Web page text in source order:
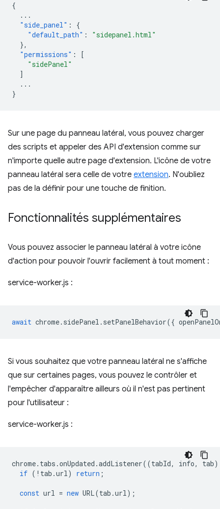
{
...
"side_panel" :
{
"default_path" :
"sidepanel.html"
},
"permissions" :
[
"sidePanel"
]
...
}
Sur une page du panneau latéral, vous pouvez charger
des scripts et appeler des API d'extension comme sur
n'importe quelle autre page d'extension. L'icône de votre
panneau latéral sera celle de votre extension. N'oubliez
pas de la définir pour une touche de finition.
Fonctionnalités supplémentaires
Vous pouvez associer le panneau latéral à votre icône
d'action pour pouvoir l'ouvrir facilement à tout moment :
service-worker.js :
await chrome. sidePanel . setPanelBehavior({
Si vous souhaitez que votre panneau latéral ne s'affiche
que sur certaines pages, vous pouvez le contrôler et
l'empêcher d'apparaître ailleurs où il n'est pas pertinent
pour l'utilisateur :
service-worker.js :
chrome. tabs .onUpdated .addListener((tabId, info, tab)
if ( ! tab .url) return ;
const url = new URL(tab .url);